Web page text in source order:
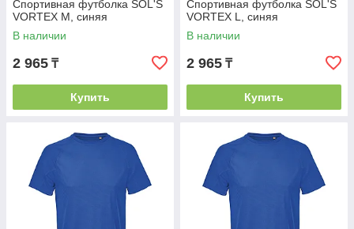
Спортивная футболка SOL'S
VORTEX M, синяя
В наличии
2 965 ₸
Купить
Спортивная футболка SOL'S
VORTEX L, синяя
В наличии
2 965 ₸
Купить